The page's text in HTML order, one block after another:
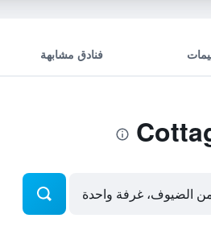
فنادق مشابهة